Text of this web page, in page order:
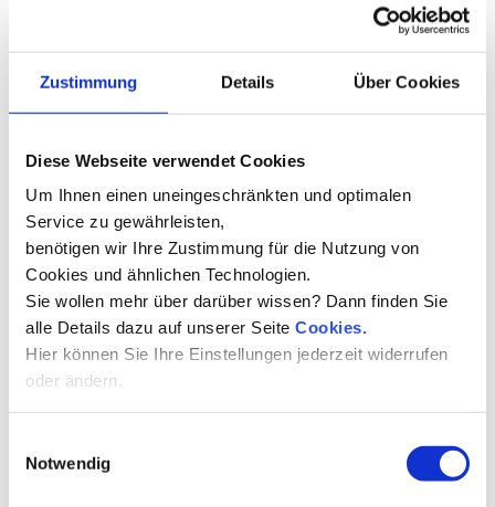
Zustimmung Details Über Cookies
Diese Webseite verwendet Cookies
Um Ihnen einen uneingeschränkten und optimalen
Service zu gewährleisten,
benötigen wir Ihre Zustimmung für die Nutzung von
Cookies und ähnlichen Technologien.
Sie wollen mehr über darüber wissen? Dann finden Sie
alle Details dazu auf unserer Seite Cookies.
Hier können Sie Ihre Einstellungen jederzeit widerrufen
oder ändern.
Notwendig
Monetize proactive your e-business
& access to accurate experiences
read more